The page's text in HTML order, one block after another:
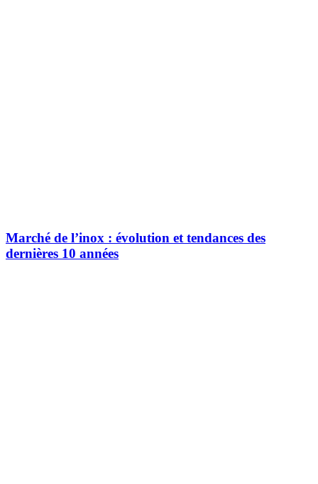
Marché de l’inox : évolution et tendances des
dernières 10 années